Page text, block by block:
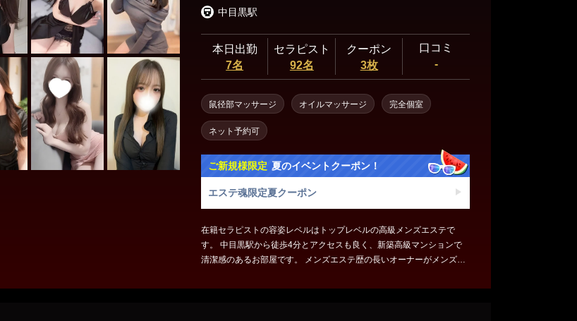
中目黒駅
本日出勤
7名
セラピスト
92名
クーポン
3枚
口コミ
-
鼠径部マッサージ オイルマッサージ 完全個室
ネット予約可
ご新規様限定 夏のイベントクーポン！
エステ魂限定夏クーポン
在籍セラピストの容姿レベルはトップレベルの高級メンズエステで
す。 中目黒駅から徒歩4分とアクセスも良く、新築高級マンションで
清潔感のあるお部屋です。 メンズエステ歴の長いオーナーがメンズエ
ました。 極上の施術をお楽しみください。